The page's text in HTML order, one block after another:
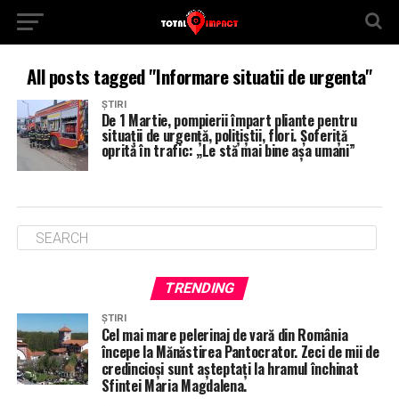
All posts tagged "Informare situatii de urgenta"
ȘTIRI
De 1 Martie, pompierii împart pliante pentru
situații de urgență, polițiștii, flori. Șoferiță
oprită în trafic: „Le stă mai bine așa umani”
TRENDING
ȘTIRI
Cel mai mare pelerinaj de vară din România
începe la Mănăstirea Pantocrator. Zeci de mii de
credincioși sunt așteptați la hramul închinat
Sfintei Maria Magdalena.